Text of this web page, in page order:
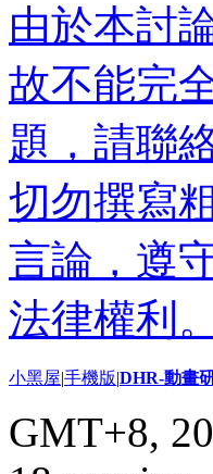
由於本討
故不能完
題，請聯
切勿撰寫
言論，遵
法律權利。
小黑屋|手機版|DHR-動畫
GMT+8,